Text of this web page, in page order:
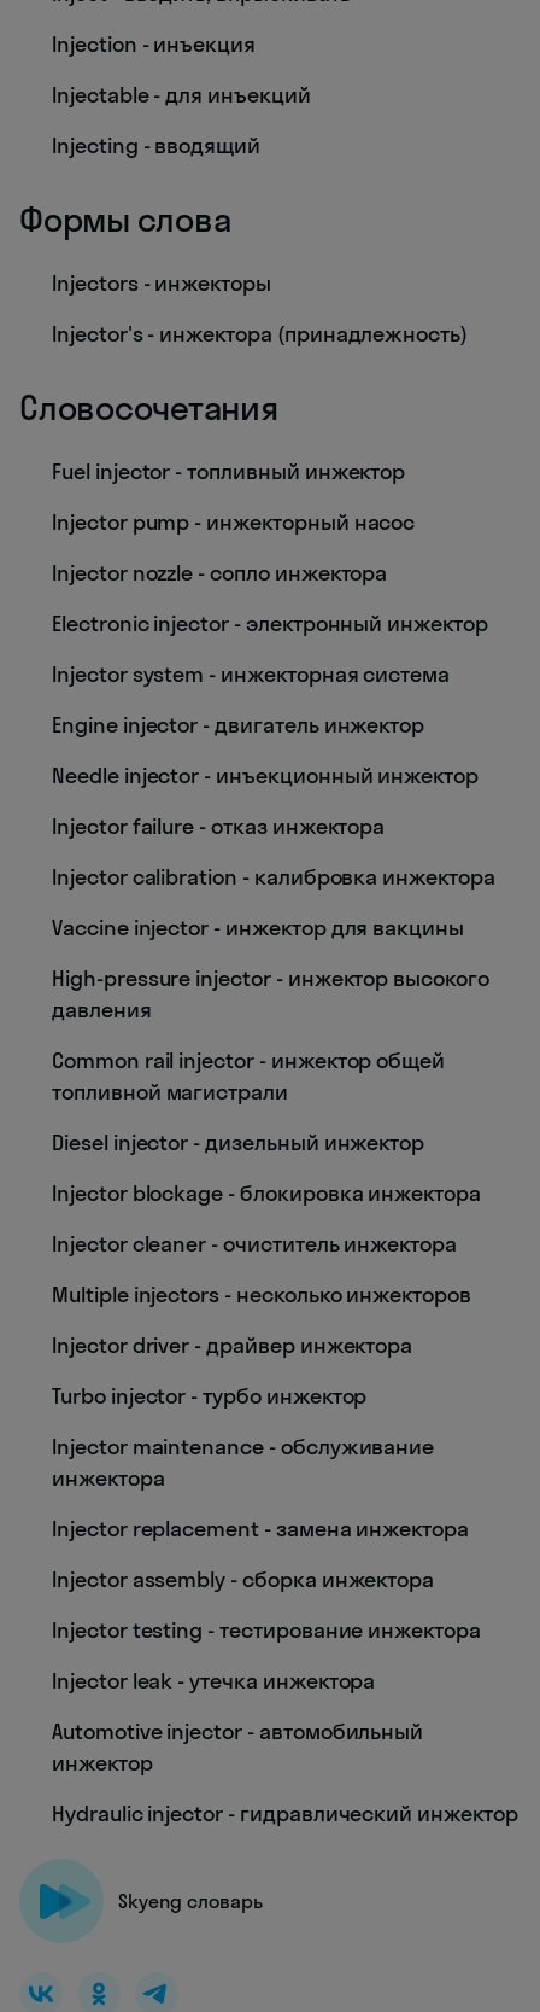
Injection - инъекция
Injectable - для инъекций
Injecting - вводящий
Формы слова
Injectors - инжекторы
Injector's - инжектора (принадлежность)
Словосочетания
Fuel injector - топливный инжектор
Injector pump - инжекторный насос
Injector nozzle - сопло инжектора
Electronic injector - электронный инжектор
Injector system - инжекторная система
Engine injector - двигатель инжектор
Needle injector - инъекционный инжектор
Injector failure - отказ инжектора
Injector calibration - калибровка инжектора
Vaccine injector - инжектор для вакцины
High-pressure injector - инжектор высокого
давления
Common rail injector - инжектор общей
топливной магистрали
Diesel injector - дизельный инжектор
Injector blockage - блокировка инжектора
Injector cleaner - очиститель инжектора
Multiple injectors - несколько инжекторов
Injector driver - драйвер инжектора
Turbo injector - турбо инжектор
Injector maintenance - обслуживание
инжектора
Injector replacement - замена инжектора
Injector assembly - сборка инжектора
Injector testing - тестирование инжектора
Injector leak - утечка инжектора
Automotive injector - автомобильный
инжектор
Hydraulic injector - гидравлический инжектор
Skyeng словарь